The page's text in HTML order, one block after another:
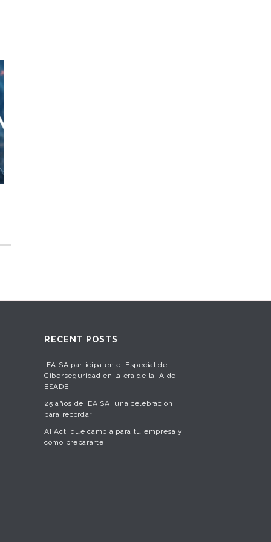
RECENT POSTS
IEAISA participa en el Especial de
Ciberseguridad en la era de la IA de
ESADE
25 años de IEAISA: una celebración
para recordar
AI Act: qué cambia para tu empresa y
cómo prepararte